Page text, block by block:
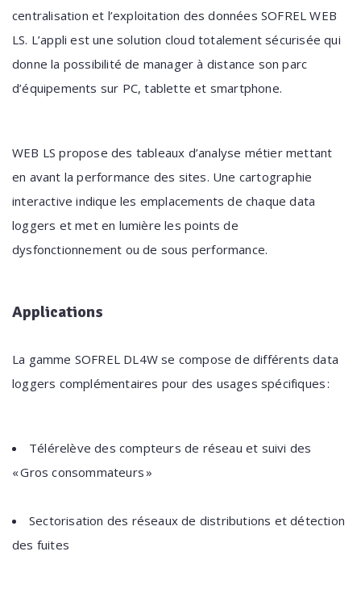
centralisation et l’exploitation des données SOFREL WEB
LS. L’appli est une solution cloud totalement sécurisée qui
donne la possibilité de manager à distance son parc
d’équipements sur PC, tablette et smartphone.
WEB LS propose des tableaux d’analyse métier mettant
en avant la performance des sites. Une cartographie
interactive indique les emplacements de chaque data
loggers et met en lumière les points de
dysfonctionnement ou de sous performance.
Applications
La gamme SOFREL DL4W se compose de différents data
loggers complémentaires pour des usages spécifiques :
Télérelève des compteurs de réseau et suivi des
« Gros consommateurs »
Sectorisation des réseaux de distributions et détection
des fuites